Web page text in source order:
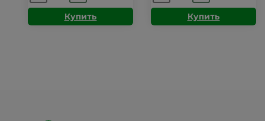
товара
Купить
товара
Облепиха:Купить